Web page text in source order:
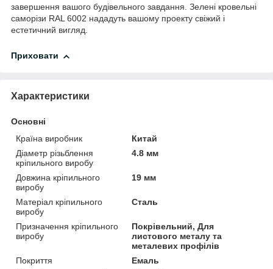
завершення вашого будівельного завдання. Зелені кровельні
саморізи RAL 6002 нададуть вашому проекту свіжий і
естетичний вигляд.
Приховати
Характеристики
Основні
Країна виробник
Китай
Діаметр різьблення
кріпильного виробу
4.8 мм
Довжина кріпильного
виробу
19 мм
Матеріал кріпильного
виробу
Сталь
Призначення кріпильного
виробу
Покрівельний, Для
листового металу та
металевих профілів
Покриття
Емаль